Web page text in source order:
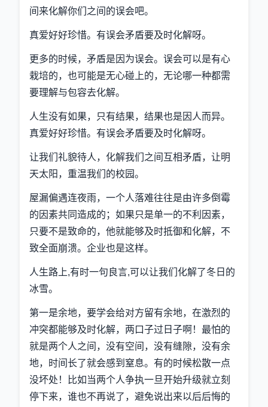
间来化解你们之间的误会吧。
真爱好好珍惜。有误会矛盾要及时化解呀。
更多的时候，矛盾是因为误会。误会可以是有心
栽培的，也可能是无心碰上的，无论哪一种都需
要理解与包容去化解。
人生没有如果，只有结果，结果也是因人而异。
真爱好好珍惜。有误会矛盾要及时化解呀。
让我们礼貌待人，化解我们之间互相矛盾，让明
天太阳，重温我们的校园。
屋漏偏遇连夜雨，一个人落难往往是由许多倒霉
的因素共同造成的；如果只是单一的不利因素，
只要不是致命的，他就能够及时抵御和化解，不
致全面崩溃。企业也是这样。
人生路上,有时一句良言,可以让我们化解了冬日的
冰雪。
第一是余地，要学会给对方留有余地，在激烈的
冲突都能够及时化解，两口子过日子啊！最怕的
就是两个人之间，没有空间，没有缝隙，没有余
地，时间长了就会感到窒息。有的时候松散一点
没坏处！比如当两个人争执一旦开始升级就立刻
停下来，谁也不再说了，避免说出来以后后悔的